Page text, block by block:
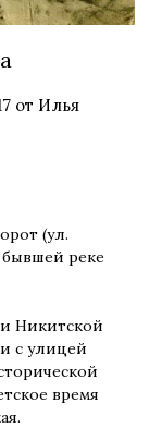
от Илья
(ул.
бывшей реке
Никитской
с улицей
время